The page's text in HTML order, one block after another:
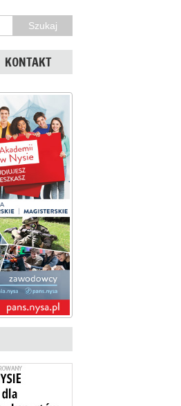
KONTAKT